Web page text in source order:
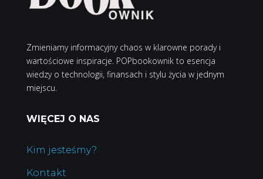
Zmieniamy informacyjny chaos w klarowne porady i
wartościowe inspiracje. POPbookownik to esencja
wiedzy o technologii, finansach i stylu życia w jednym
miejscu.
WIĘCEJ O NAS
Kim jesteśmy?
Kontakt